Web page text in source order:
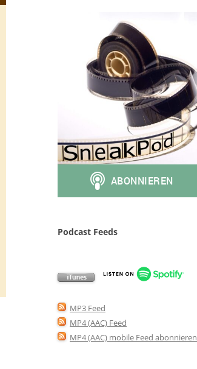
Podcast Feeds
MP3 Feed
MP4 (AAC) Feed
MP4 (AAC) mobile Feed abonnieren